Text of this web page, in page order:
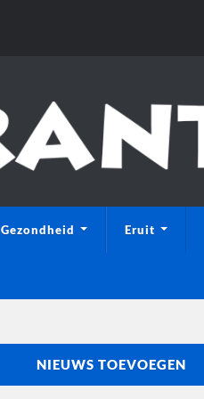
Gezondheid Eruit
NIEUWS TOEVOEGEN